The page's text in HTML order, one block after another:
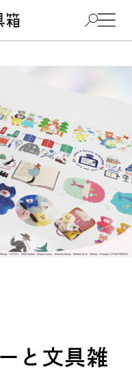
と文具雑